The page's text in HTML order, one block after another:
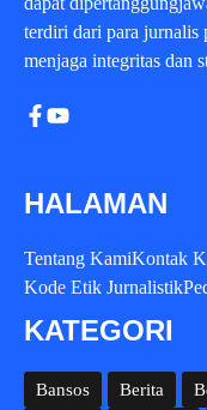
terdiri dari para jurnalis
menjaga integritas dan
HALAMAN
Tentang KamiKontak
Kode Etik Jurnalistik
KATEGORI
Bansos Berita